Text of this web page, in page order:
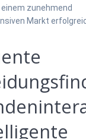
zunehmend
Markt